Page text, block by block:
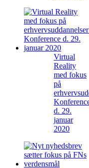
Virtual
Reality
med fokus
på
d. 29.
januar
2020